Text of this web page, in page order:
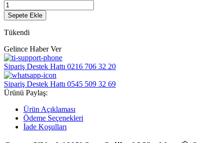
Sepete Ekle
Tükendi
Gelince Haber Ver
Sipariş Destek Hattı 0216 706 32 20
Sipariş Destek Hattı 0545 509 32 69
Ürünü Paylaş:
Ürün Açıklaması
Ödeme Seçenekleri
İade Koşulları